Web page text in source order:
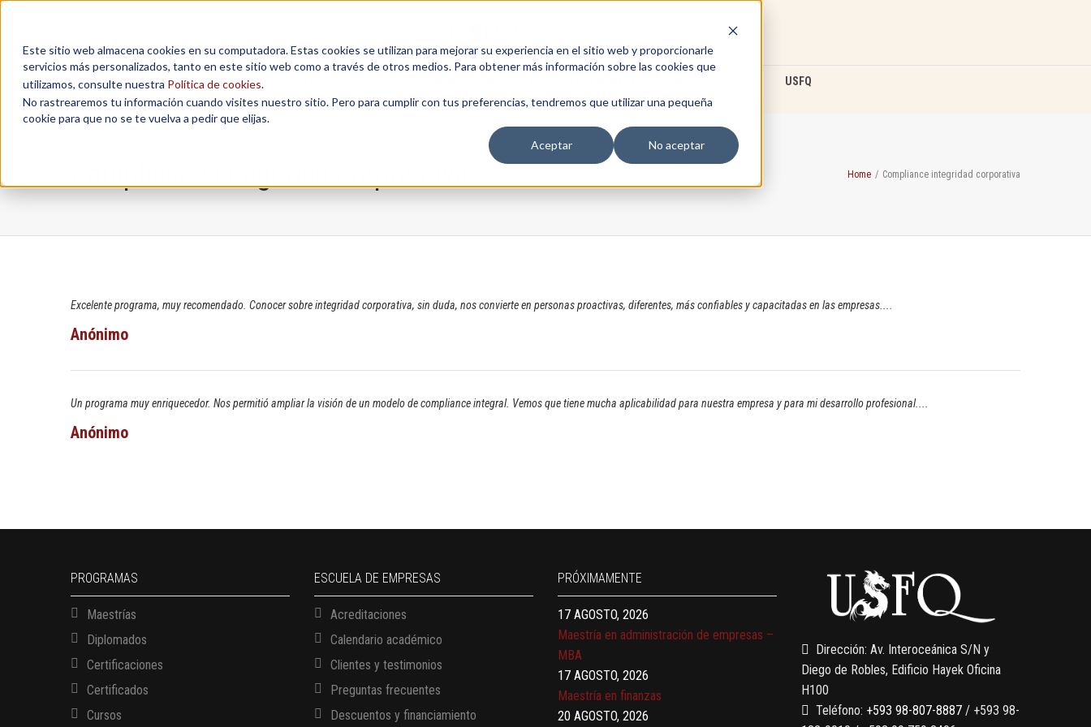
Este sitio web almacena cookies en su computadora. Estas cookies se utilizan para mejorar su experiencia en el sitio web y proporcionarle
servicios más personalizados, tanto en este sitio web como a través de otros medios. Para obtener más información sobre las cookies que
utilizamos, consulte nuestra Política de cookies.
No rastrearemos tu información cuando visites nuestro sitio. Pero para cumplir con tus preferencias, tendremos que utilizar una pequeña
cookie para que no se te vuelva a pedir que elijas.
Aceptar
No aceptar
USFQ
Home / Compliance integridad corporativa
Excelente programa, muy recomendado. Conocer sobre integridad corporativa, sin duda, nos convierte en personas proactivas, diferentes, más confiables y capacitadas en las empresas....
Anónimo
Un programa muy enriquecedor. Nos permitió ampliar la visión de un modelo de compliance integral. Vemos que tiene mucha aplicabilidad para nuestra empresa y para mi desarrollo profesional....
Anónimo
PROGRAMAS
Maestrías
Diplomados
Certificaciones
Certificados
Cursos
ESCUELA DE EMPRESAS
Acreditaciones
Calendario académico
Clientes y testimonios
Preguntas frecuentes
Descuentos y financiamiento
PRÓXIMAMENTE
13 AGOSTO, 2026
17 AGOSTO, 2026
Gerencia de empresas familiares
17 AGOSTO, 2026
Maestría en administración de empresas –
MBA
17 AGOSTO, 2026
Maestría en finanzas
20 AGOSTO, 2026
Dirección: Av. Interoceánica S/N y
Diego de Robles, Edificio Hayek Oficina
H100
Teléfono: +593 98-807-8887 / +593 98-